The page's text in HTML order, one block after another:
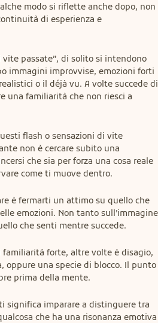
modo si riflette anche dopo, non
di esperienza e
passate”, di solito si intendono
immagini improvvise, emozioni forti
o il déjà vu. A volte succede di
una familiarità che non riesci a
flash o sensazioni di vite
non è cercare subito una
che sia per forza una cosa reale
come ti muove dentro.
è fermarti un attimo su quello che
emozioni. Non tanto sull’immagine
che senti mentre succede.
familiarità forte, altre volte è disagio,
oppure una specie di blocco. Il punto
prima della mente.
significa imparare a distinguere tra
che ha una risonanza emotiva